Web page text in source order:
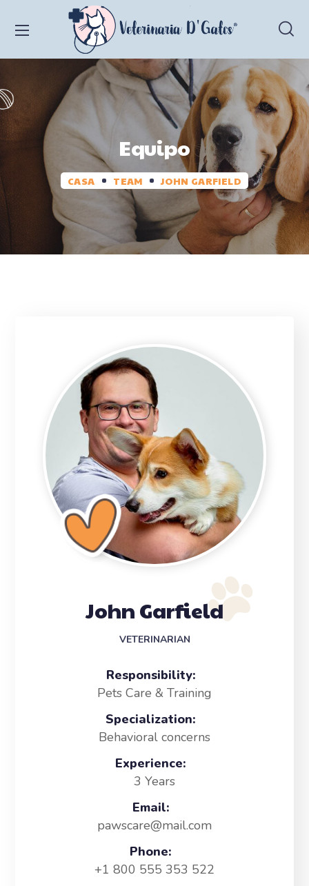
Equipo
CASA TEAM JOHN GARFIELD
John Garfield
VETERINARIAN
Responsibility:
Pets Care & Training
Specialization:
Behavioral concerns
Experience:
3 Years
Email:
pawscare@mail.com
Phone:
+1 800 555 353 522